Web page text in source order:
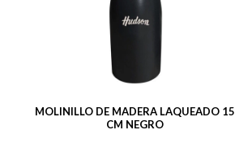
MOLINILLO DE MADERA LAQUEADO 15
CM NEGRO